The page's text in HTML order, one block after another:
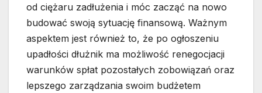
od ciężaru zadłużenia i móc zacząć na nowo
budować swoją sytuację finansową. Ważnym
aspektem jest również to, że po ogłoszeniu
upadłości dłużnik ma możliwość renegocjacji
warunków spłat pozostałych zobowiązań oraz
lepszego zarządzania swoim budżetem